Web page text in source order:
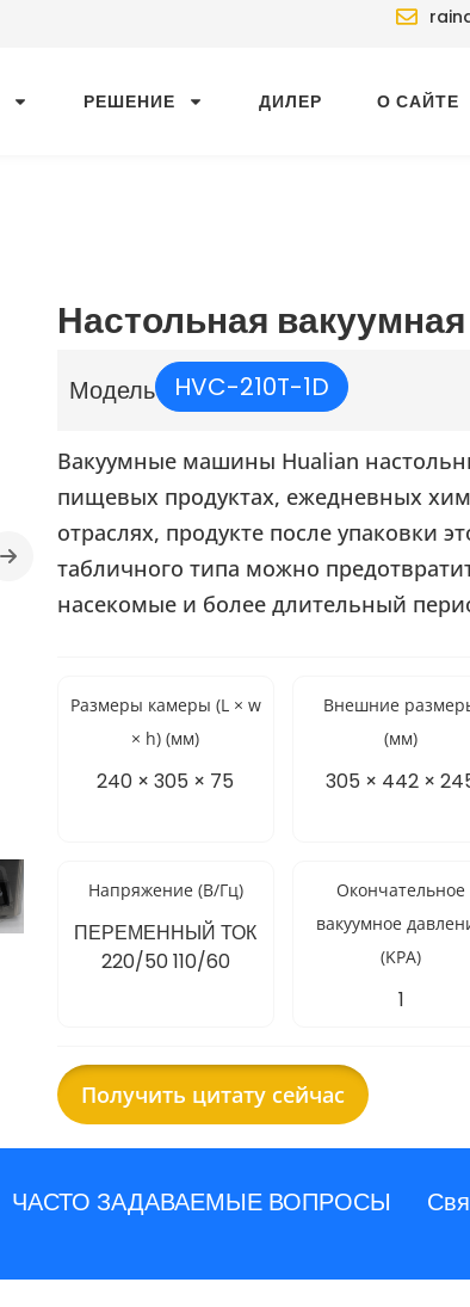
РЕШЕНИЕ ДИЛЕР О САЙТЕ
Настольная
Модель HVC-210T-1D
Вакуумные машины Hualian
пищевых продуктах, ежедневных
отраслях, продукте после упаковки
табличного типа можно
насекомые и более длительный
Размеры камеры (L × w
× h) (мм)
240 × 305 × 75
Внешние
(мм)
305 × 442 ×
Напряжение (В/Гц)
ПЕРЕМЕННЫЙ ТОК
220/50 110/60
Окончательное
вакуумное
(KPA)
1
Получить цитату сейчас
ЧАСТО ЗАДАВАЕМЫЕ ВОПРОСЫ